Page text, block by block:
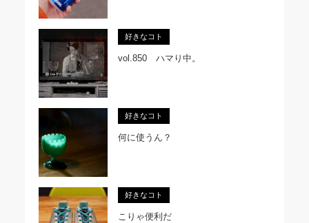
好きなコト
vol.850 ハマり中。
好きなコト
何に使うん？
好きなコト
こりゃ便利だ